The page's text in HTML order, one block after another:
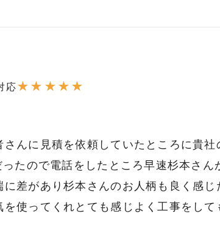
応★ ★ ★ ★ ★
んに見積を依頼していたところに貴社
たので電話をしたところ早速杉本さん
差があり杉本さんのお人柄も良く感じ
使ってくれとても感じよく工事をして